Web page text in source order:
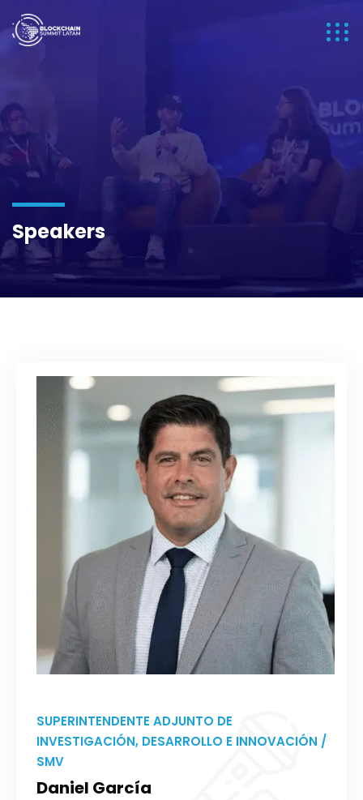
Speakers
SUPERINTENDENTE ADJUNTO DE
INVESTIGACIÓN, DESARROLLO E INNOVACIÓN /
SMV
Daniel García